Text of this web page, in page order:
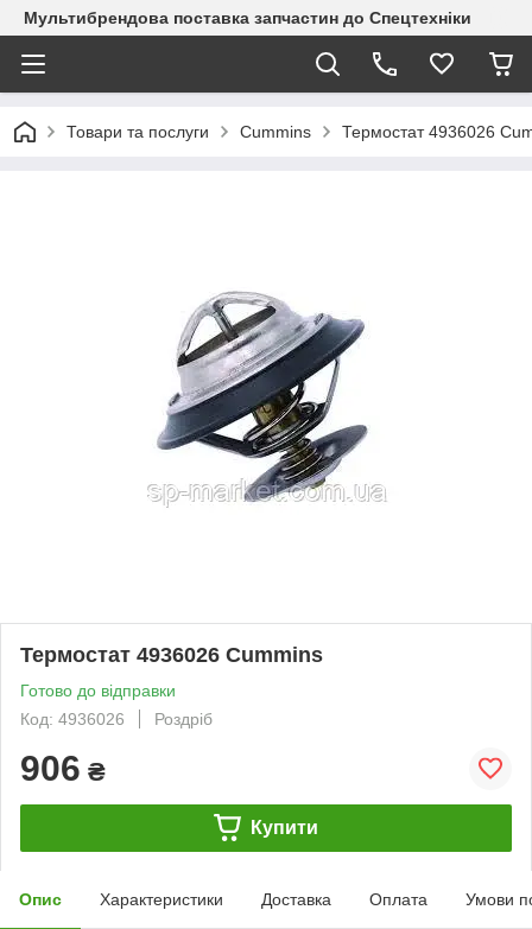
Мультибрендова поставка запчастин до Спецтехніки
Товари та послуги Cummins Термостат 4936026
Термостат 4936026 Cummins
Готово до відправки
Код: 4936026
Роздріб
906 ₴
Купити
Опис Характеристики Доставка Оплата Умови